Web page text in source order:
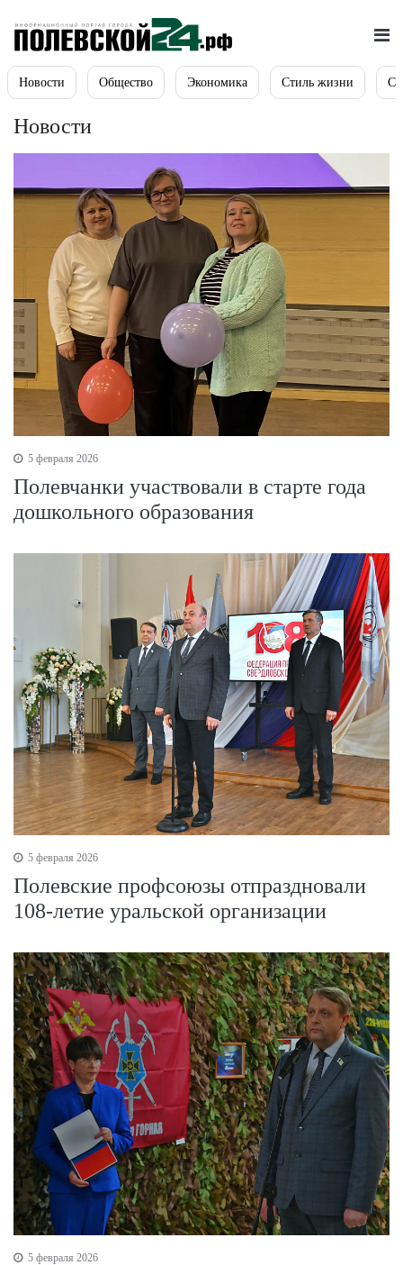
Новости Общество Экономика Стиль жизни
Новости
5 февраля 2026
Полевчанки участвовали в старте года
дошкольного образования
5 февраля 2026
Полевские профсоюзы отпраздновали
108-летие уральской организации
5 февраля 2026